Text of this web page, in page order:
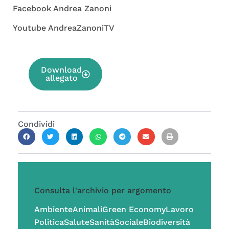
Facebook Andrea Zanoni
Youtube AndreaZanoniTV
Download
allegato
Condividi
Consulta l'archivio per argomento
AmbienteAnimaliGreen EconomyLavoro
PoliticaSaluteSanitàSocialeBiodiversità